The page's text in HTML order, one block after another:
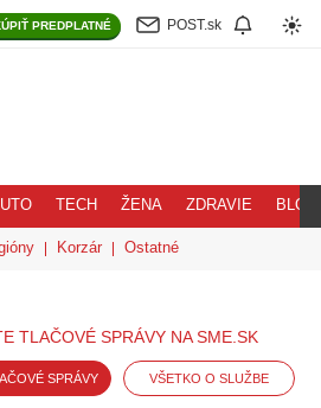
PREDPLATNÉ POST.sk
TECH ŽENA ZDRAVIE BLOG
Korzár Ostatné
TLAČOVÉ SPRÁVY NA SME.SK
SPRÁVY VŠETKO O SLUŽBE